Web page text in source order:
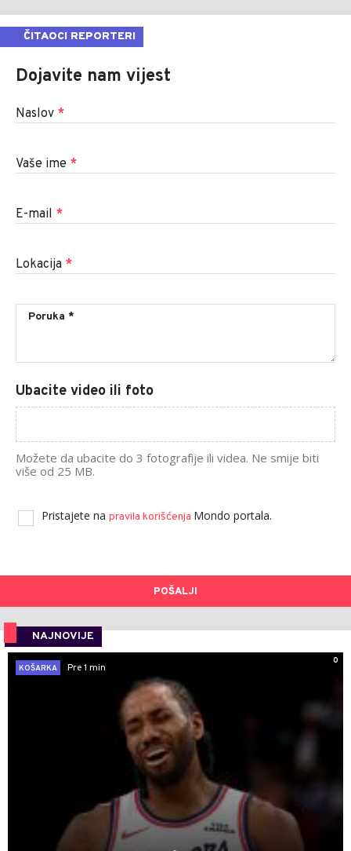
ČITAOCI REPORTERI
Dojavite nam vijest
Naslov *
Vaše ime *
E-mail *
Lokacija *
Ubacite video ili foto
Možete da ubacite do 3 fotografije ili videa. Ne smije biti
više od 25 MB.
Pristajete na pravila korišćenja Mondo portala.
POŠALJI
NAJNOVIJE
0
KOŠARKA
Pre 1 min